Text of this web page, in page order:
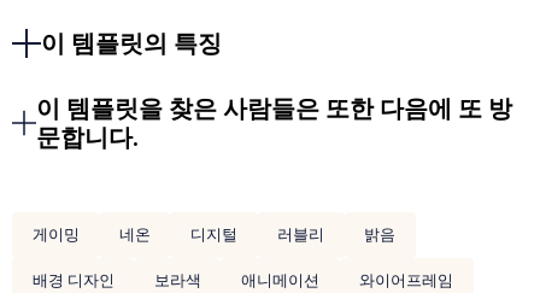
이 템플릿의 특징
이 템플릿을 찾은 사람들은 또한 다음에 또 방
문합니다.
게이밍 네온 디지털 러블리
밝음
배경 디자인
보라색 애니메이션
와이어프레임